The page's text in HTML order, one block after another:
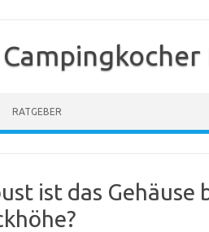
RATGEBER
ist das Gehäuse